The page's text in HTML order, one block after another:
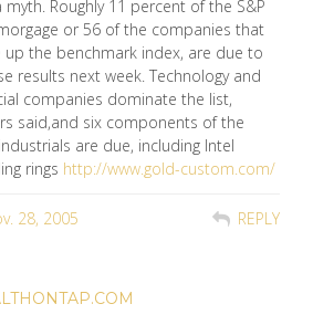
myth. Roughly 11 percent of the S&P
or 56 of the companies that
up the benchmark index, are due to
results next week. Technology and
companies dominate the list,
said,and six components of the
are due, including Intel
rings http://www.gold-custom.com/
28, 2005 REPLY